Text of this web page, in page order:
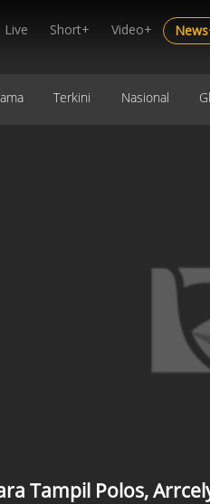
Live Short+ Video+
Terkini Nasional
Tampil Polos,